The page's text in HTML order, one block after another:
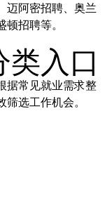
迈阿密招聘、奥兰
招聘等。
入口
据常见就业需求整
选工作机会。